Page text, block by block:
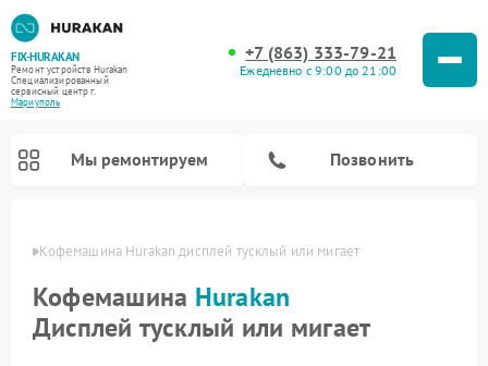
FIX-HURAKAN
Ремонт устройств Hurakan
Специализированный
cервисный центр г.
Мариуполь
+7 (863) 333-79-21
Ежедневно с 9:00 до 21:00
Мы ремонтируем Позвонить
Кофемашина Hurakan дисплей тусклый или мигает
Кофемашина Hurakan
Дисплей тусклый или мигает